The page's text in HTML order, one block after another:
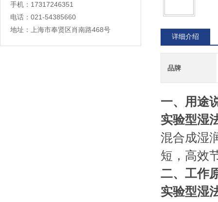
手机：17317246351
电话：021-54385660
地址：上海市奉贤区肖南路468号
详细介绍
品牌
一、 用途
实验型湿
混合成湿
短，高效
二、 工作
实验型湿